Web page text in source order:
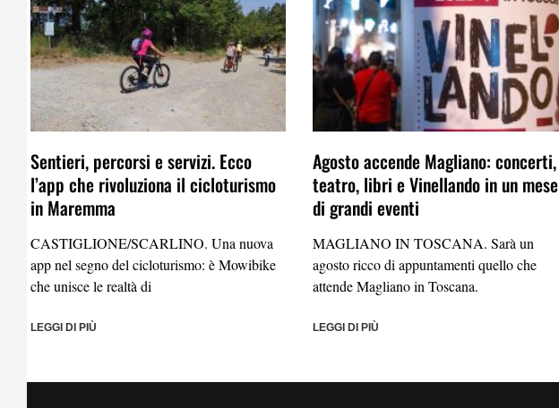
Sentieri, percorsi e servizi. Ecco
l’app che rivoluziona il cicloturismo
in Maremma
CASTIGLIONE/SCARLINO. Una nuova
app nel segno del cicloturismo: è Mowibike
che unisce le realtà di
LEGGI DI PIÙ
Agosto accende Magliano: concerti,
teatro, libri e Vinellando in un mese
di grandi eventi
MAGLIANO IN TOSCANA. Sarà un
agosto ricco di appuntamenti quello che
attende Magliano in Toscana.
LEGGI DI PIÙ